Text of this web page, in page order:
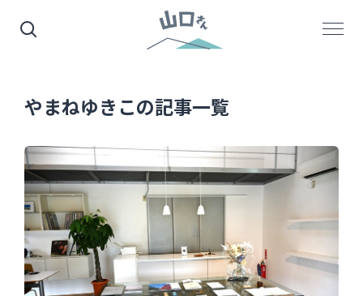
やまねゆきこの記事一覧